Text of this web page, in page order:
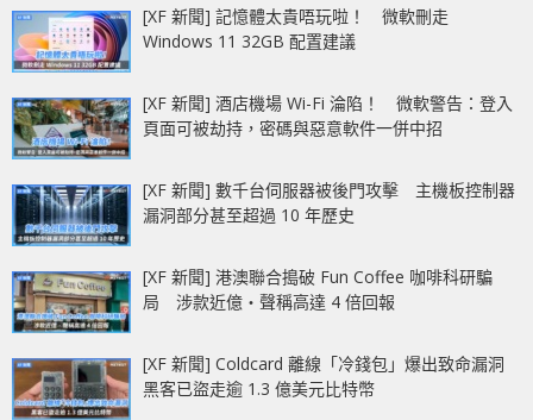
[XF 新聞] 記憶體太貴唔玩啦！ 微軟刪走
Windows 11 32GB 配置建議
[XF 新聞] 酒店機場 Wi-Fi 淪陷！ 微軟警告：登入
頁面可被劫持，密碼與惡意軟件一併中招
[XF 新聞] 數千台伺服器被後門攻擊 主機板控制器
漏洞部分甚至超過 10 年歷史
[XF 新聞] 港澳聯合搗破 Fun Coffee 咖啡科研騙
局 涉款近億‧聲稱高達 4 倍回報
[XF 新聞] Coldcard 離線「冷錢包」爆出致命漏洞
黑客已盜走逾 1.3 億美元比特幣